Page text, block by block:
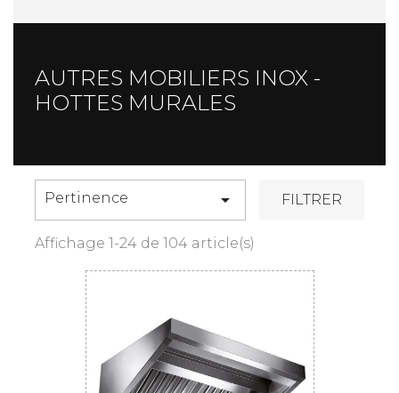
AUTRES MOBILIERS INOX -
HOTTES MURALES
Pertinence  FILTRER
Affichage 1-24 de 104 article(s)